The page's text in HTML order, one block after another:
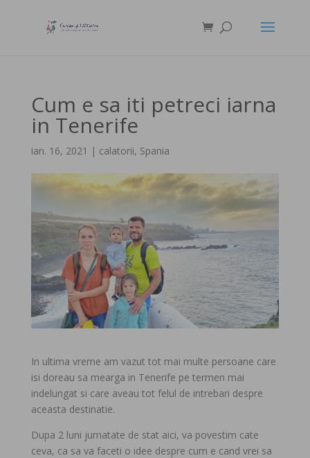
Cum e sa iti petreci iarna
in Tenerife
ian. 16, 2021 | calatorii, Spania
In ultima vreme am vazut tot mai multe persoane care
isi doreau sa mearga in Tenerife pe termen mai
indelungat si care aveau tot felul de intrebari despre
aceasta destinatie.
Dupa 2 luni jumatate de stat aici, va povestim cate
ceva, ca sa va faceti o idee despre cum e cand vrei sa